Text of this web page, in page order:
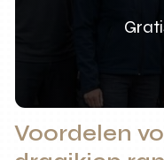
Voordelen